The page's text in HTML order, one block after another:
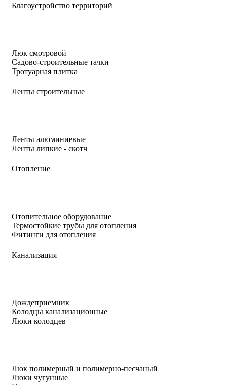
Благоустройство территорий
Люк смотровой
Садово-строительные тачки
Тротуарная плитка
Ленты строительные
Ленты алюминиевые
Ленты липкие - скотч
Отопление
Отопительное оборудование
Термостойкие трубы для отопления
Фитинги для отопления
Канализация
Дождеприемник
Колодцы канализационные
Люки колодцев
Люк полимерный и полимерно-песчаный
Люки чугунные